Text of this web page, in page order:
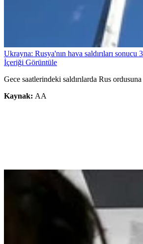
Ukrayna: Rusya'nın hava saldırıları sonucu
İçeriği Görüntüle
Gece saatlerindeki saldırılarda Rus
Kaynak: AA